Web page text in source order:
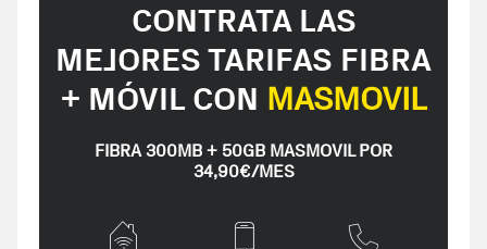
CONTRATA LAS
MEJORES TARIFAS FIBRA
+ MÓVIL CON MASMOVIL
FIBRA 300MB + 50GB MASMOVIL POR
34,90€/MES